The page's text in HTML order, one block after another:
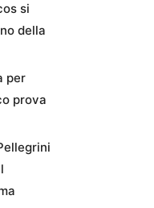
si
della
per
prova